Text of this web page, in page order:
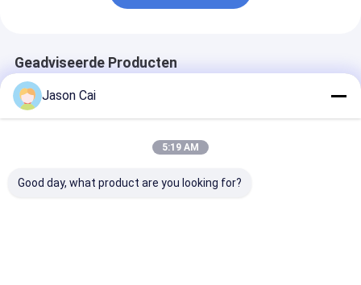
Geadviseerde Producten
Jason Cai
5:19 AM
Good day, what product are you looking for?